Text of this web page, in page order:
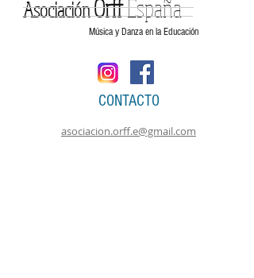
AsociaciónOrffEspaña
Música y Danza en la Educación
CONTACTO
asociacion.orff.e@gmail.com